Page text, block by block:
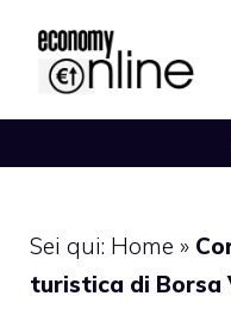
contenuto
Sei qui: Home »
turistica di Borsa